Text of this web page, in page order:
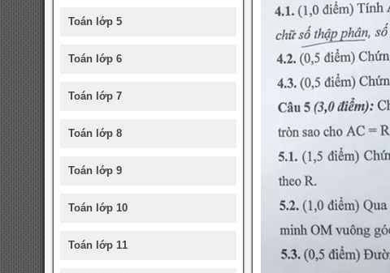
Toán lớp 5
Toán lớp 6
Toán lớp 7
Toán lớp 8
Toán lớp 9
Toán lớp 10
Toán lớp 11